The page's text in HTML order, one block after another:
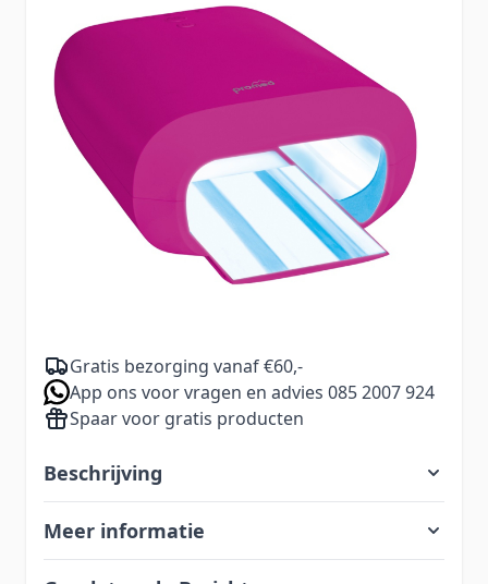
Deze roze Promed 36 Watt uv-lamp is perfect
voor thuisgebruik.
39,99
Excl. BTW: 33,05
Aantal
37,99per stuk en bespaar5%
Gratis bezorging vanaf €60,-
App ons voor vragen en advies 085 2007 924
Spaar voor gratis producten
Beschrijving
Meer informatie